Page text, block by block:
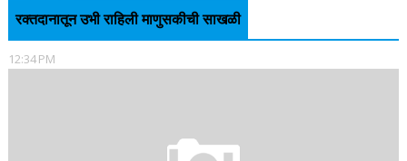
रक्तदानातून उभी राहिली माणुसकीची साखळी
12:34 PM